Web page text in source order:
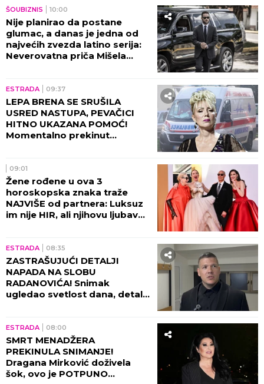
ŠOUBIZNIS 10:00
Nije planirao da postane
glumac, a danas je jedna od
najvećih zvezda latino serija:
Neverovatna priča Mišela
ESTRADA 09:37
LEPA BRENA SE SRUŠILA
USRED NASTUPA, PEVAČICI
HITNO UKAZANA POMOĆ!
Momentalno prekinut
09:01
Žene rođene u ova 3
horoskopska znaka traže
NAJVIŠE od partnera: Luksuz
im nije HIR, ali njihovu ljubav
ESTRADA 08:35
ZASTRAŠUJUĆI DETALJI
NAPADA NA SLOBU
RADANOVIĆA! Snimak
ugledao svetlost dana, detalji
ESTRADA 08:00
SMRT MENADŽERA
PREKINULA SNIMANJE!
Dragana Mirković doživela
šok, ovo je POTPUNO